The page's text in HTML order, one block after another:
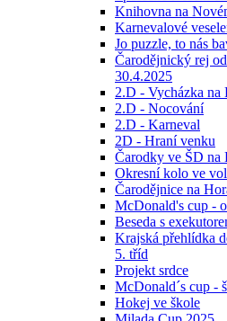
Knihovna na
Karnevalové
Jo puzzle, to nás
Čarodějnický rej
30.4.2025
2.D - Vycházka na
2.D - Nocování
2.D - Karneval
2D - Hraní venku
Čarodky ve ŠD na
Okresní kolo ve
Čarodějnice na
McDonald's cup -
Beseda s
Krajská přehlídka
5. tříd
Projekt srdce
McDonald´s cup -
Hokej ve škole